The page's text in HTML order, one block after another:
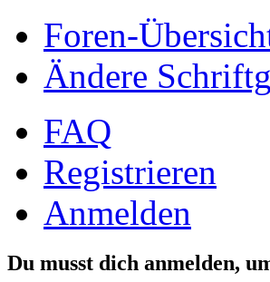
Foren-
Ändere
FAQ
Registrieren
Anmelden
Du musst dich anmelden,